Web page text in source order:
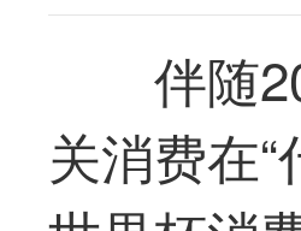
伴随
关消费在“